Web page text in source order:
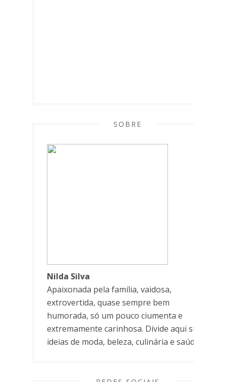
SOBRE
Nilda Silva
Apaixonada pela família, vaidosa,
extrovertida, quase sempre bem
humorada, só um pouco ciumenta e
extremamente carinhosa. Divide aqui suas
ideias de moda, beleza, culinária e saúde.